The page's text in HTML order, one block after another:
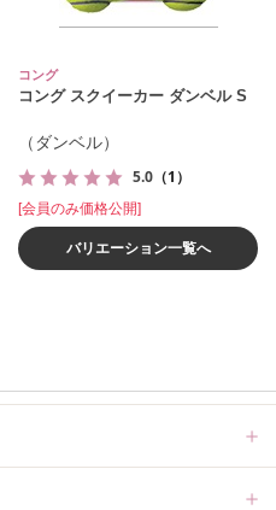
コング
コング スクイーカー ダンベル S
（ダンベル）
5.0 （1）
[会員のみ価格公開]
バリエーション一覧へ